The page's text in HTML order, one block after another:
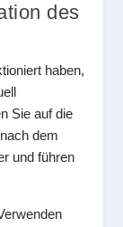
des
haben,
Sie auf die
dem
und führen